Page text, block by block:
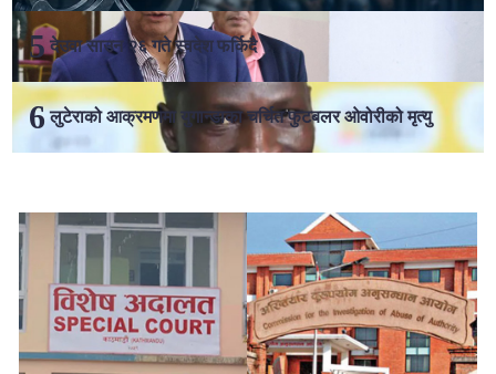
देउवा साउन २६ गते स्वदेश फर्किदै
लुटेराको आक्रमणमा युगान्डाका चर्चित फुटबलर ओवोरीको मृत्यु